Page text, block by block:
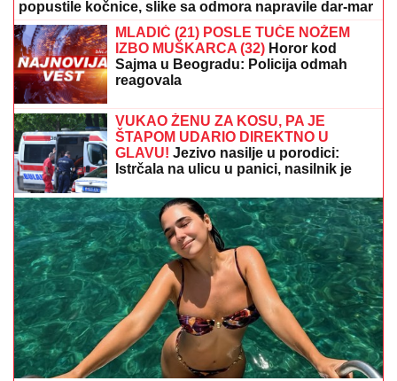
popustile kočnice, slike sa odmora napravile dar-mar
MLADIĆ (21) POSLE TUČE NOŽEM
IZBO MUŠKARCA (32) Horor kod
Sajma u Beogradu: Policija odmah
reagovala
VUKAO ŽENU ZA KOSU, PA JE
ŠTAPOM UDARIO DIREKTNO U
GLAVU! Jezivo nasilje u porodici:
Istrčala na ulicu u panici, nasilnik je